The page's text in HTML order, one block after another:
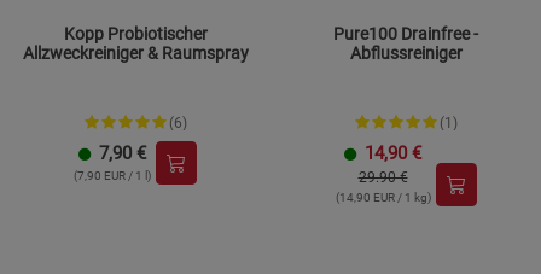
Kopp Probiotischer
Allzweckreiniger & Raumspray
(6)
7,90 €
(7,90 EUR / 1 l)
Pure100 Drainfree -
Abflussreiniger
(1)
14,90 €
29.90 €
(14,90 EUR / 1 kg)